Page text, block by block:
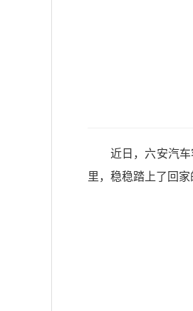
近日，六安汽
里，稳稳踏上了回家